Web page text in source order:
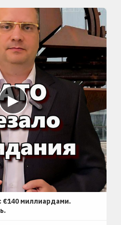
▶
€140 миллиардами.